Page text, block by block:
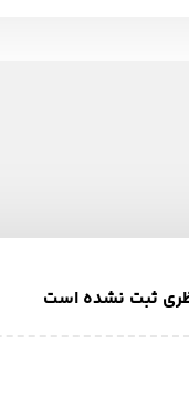
ثبت نشده است